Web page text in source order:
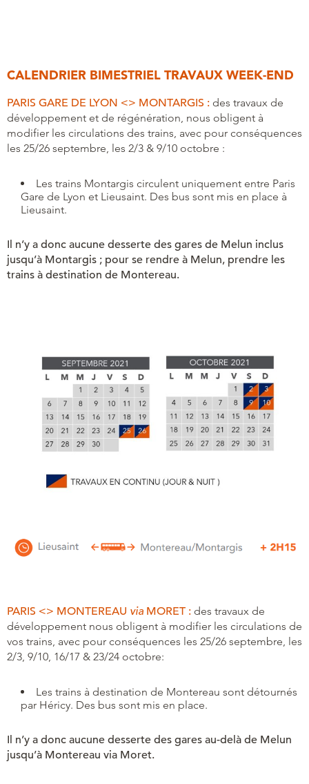
CALENDRIER BIMESTRIEL TRAVAUX WEEK-END
PARIS GARE DE LYON <> MONTARGIS : des travaux de
développement et de régénération, nous obligent à
modifier les circulations des trains, avec pour conséquences
les 25/26 septembre, les 2/3 & 9/10 octobre :
Les trains Montargis circulent uniquement entre Paris
Gare de Lyon et Lieusaint. Des bus sont mis en place à
Lieusaint.
Il n’y a donc aucune desserte des gares de Melun inclus
jusqu’à Montargis ; pour se rendre à Melun, prendre les
trains à destination de Montereau.
PARIS <> MONTEREAU via MORET : des travaux de
développement nous obligent à modifier les circulations de
vos trains, avec pour conséquences les 25/26 septembre, les
2/3, 9/10, 16/17 & 23/24 octobre:
Les trains à destination de Montereau sont détournés
par Héricy. Des bus sont mis en place.
Il n’y a donc aucune desserte des gares au-delà de Melun
jusqu’à Montereau via Moret.